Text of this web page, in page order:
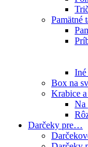
Pamätné
Iné
Box na
Krabice
Na
Darčeky pre…